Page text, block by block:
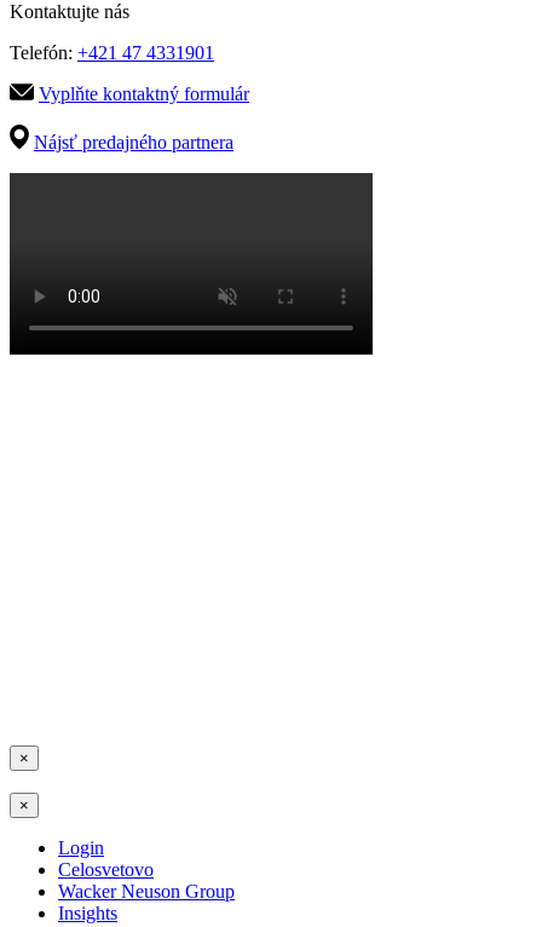
Kontaktujte nás
Telefón: +421 47 4331901
Vyplňte kontaktný formulár
Nájsť predajného partnera
×
×
Login
Celosvetovo
Wacker Neuson Group
Insights